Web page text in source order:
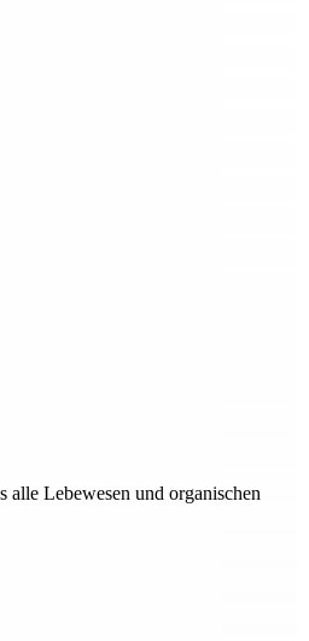
Lebewesen und organischen